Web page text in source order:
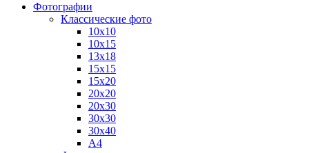
Фотографии
Классические фото
10х10
10х15
13х18
15х15
15х20
20х20
20х30
30х30
30х40
А4